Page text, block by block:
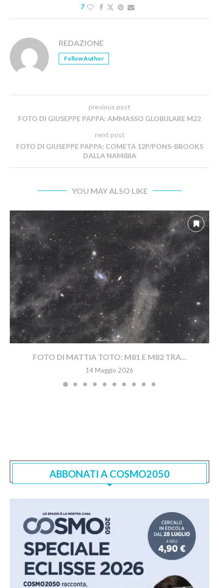
7
REDAZIONE
Follow Author
previous post
FOTO DI GIUSEPPE PAPPA: AMMASSO GLOBULARE M22
next post
FOTO DI GIUSEPPE PAPPA: COMETA 12P/PONS-BROOKS
DALLA NAMIBIA
YOU MAY ALSO LIKE
FOTO DI MATTIA TOTO: M81 E M82 TRA...
14 Maggio 2026
ABBONATI A COSMO2050